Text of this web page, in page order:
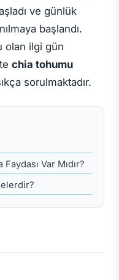
ve günlük
başlandı.
olan ilgi gün
chia tohumu
sorulmaktadır.
Var Mıdır?